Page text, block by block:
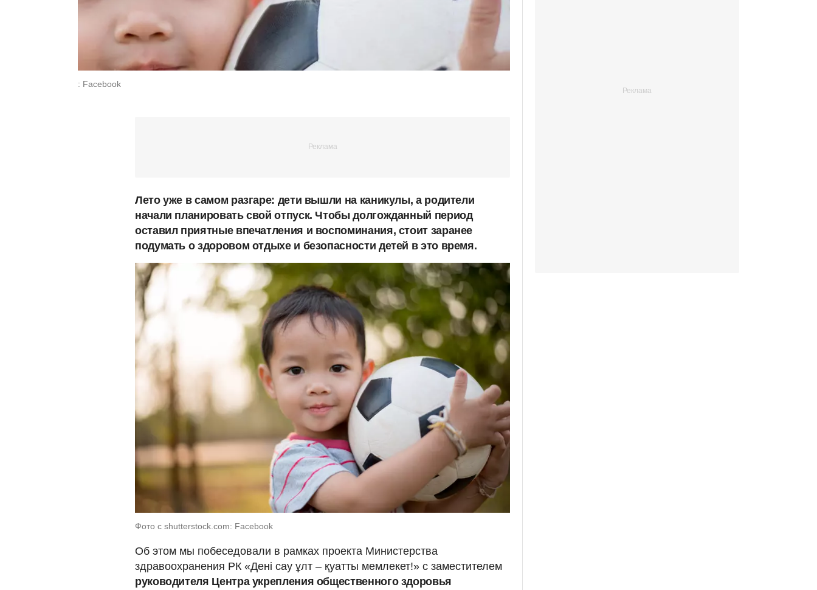
: Facebook
Лето уже в самом разгаре: дети вышли на каникулы, а родители
начали планировать свой отпуск. Чтобы долгожданный период
оставил приятные впечатления и воспоминания, стоит заранее
подумать о здоровом отдыхе и безопасности детей в это время.
Фото с shutterstock.com: Facebook
Об этом мы побеседовали в рамках проекта Министерства
здравоохранения РК «Дені сау ұлт – қуатты мемлекет!» с заместителем
руководителя Центра укрепления общественного здоровья